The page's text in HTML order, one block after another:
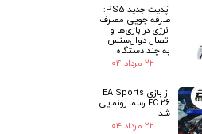
آپدیت جدید PS5:
صرفه جویی مصرف
انرژی در بازی‌ها و
اتصال دوال‌سنس
به چند دستگاه
۲۲ مرداد ۰۴
از بازی EA Sports
FC 26 رسما رونمایی
شد
۲۲ مرداد ۰۴